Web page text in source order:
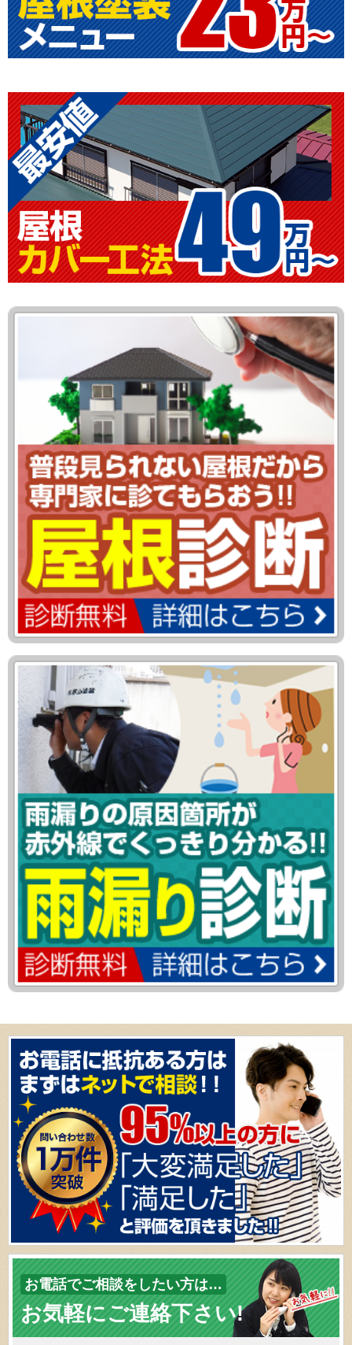
お電話でご相談をしたい方は…
お気軽にご連絡下さい!